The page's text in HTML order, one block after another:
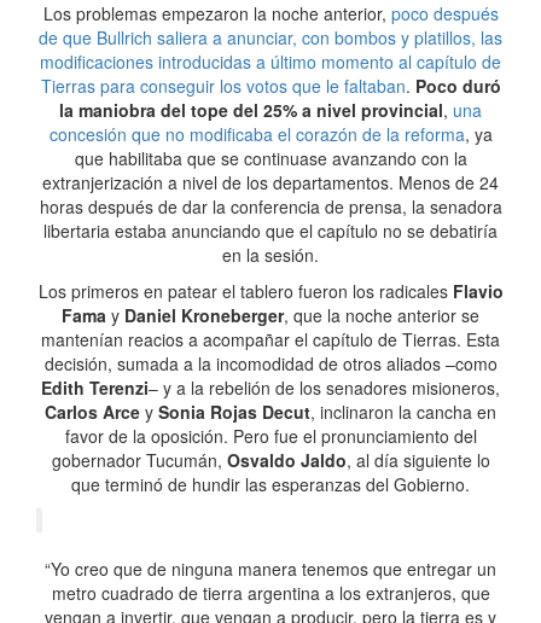
Los problemas empezaron la noche anterior, poco después
de que Bullrich saliera a anunciar, con bombos y platillos, las
modificaciones introducidas a último momento al capítulo de
Tierras para conseguir los votos que le faltaban. Poco duró
la maniobra del tope del 25% a nivel provincial, una
concesión que no modificaba el corazón de la reforma, ya
que habilitaba que se continuase avanzando con la
extranjerización a nivel de los departamentos. Menos de 24
horas después de dar la conferencia de prensa, la senadora
libertaria estaba anunciando que el capítulo no se debatiría
en la sesión.
Los primeros en patear el tablero fueron los radicales Flavio
Fama y Daniel Kroneberger, que la noche anterior se
mantenían reacios a acompañar el capítulo de Tierras. Esta
decisión, sumada a la incomodidad de otros aliados –como
Edith Terenzi– y a la rebelión de los senadores misioneros,
Carlos Arce y Sonia Rojas Decut, inclinaron la cancha en
favor de la oposición. Pero fue el pronunciamiento del
gobernador Tucumán, Osvaldo Jaldo, al día siguiente lo
que terminó de hundir las esperanzas del Gobierno.
“Yo creo que de ninguna manera tenemos que entregar un
metro cuadrado de tierra argentina a los extranjeros, que
vengan a invertir, que vengan a producir, pero la tierra es y